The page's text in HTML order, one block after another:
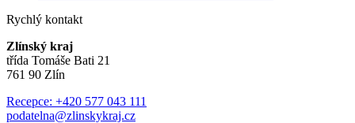
Rychlý kontakt
Zlínský kraj
třída Tomáše Bati 21
761 90 Zlín
Recepce: +420 577 043 111
podatelna@zlinskykraj.cz